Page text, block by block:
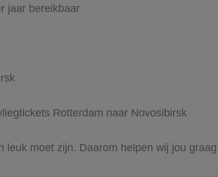
jaar bereikbaar
Rotterdam naar Novosibirsk
moet zijn. Daarom helpen wij jou